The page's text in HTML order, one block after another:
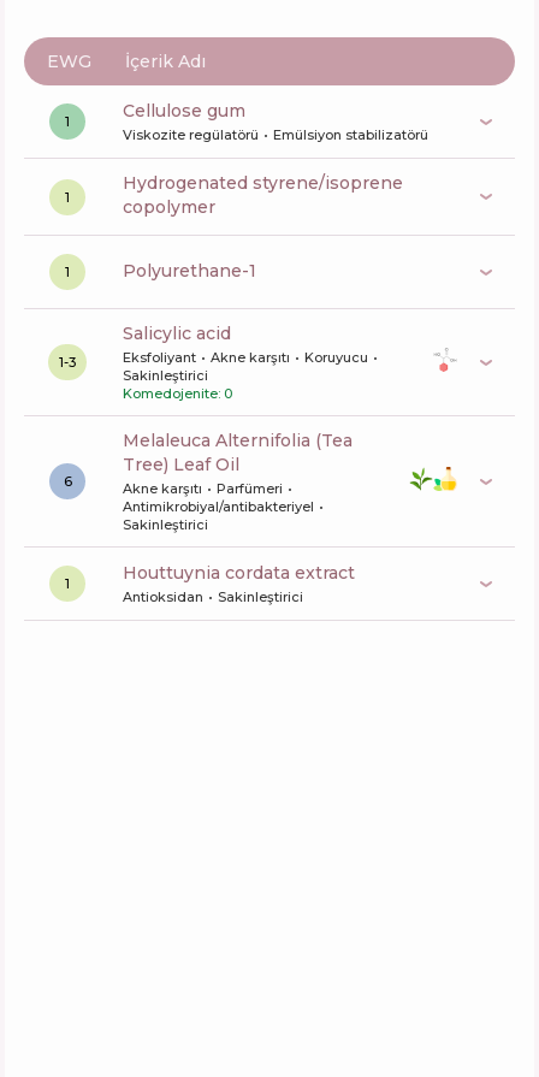
EWG İçerik Adı
1 cellulose gum
Viskozite regülatörü Emülsiyon stabilizatörü
1
hydrogenated styrene/isoprene
copolymer
1 polyurethane-1
1-3
salicylic acid
Eksfoliyant Akne karşıtı
Koruyucu
Sakinleştirici
Komedojenite: 0
6
Melaleuca Alternifolia (Tea
Tree) Leaf Oil
Akne karşıtı
Parfümeri
Antimikrobiyal/antibakteriyel
Sakinleştirici
1 houttuynia cordata extract
Antioksidan Sakinleştirici